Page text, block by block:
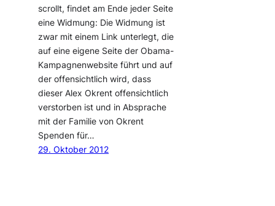
scrollt, findet am Ende jeder Seite
eine Widmung: Die Widmung ist
zwar mit einem Link unterlegt, die
auf eine eigene Seite der Obama-
Kampagnenwebsite führt und auf
der offensichtlich wird, dass
dieser Alex Okrent offensichtlich
verstorben ist und in Absprache
mit der Familie von Okrent
Spenden für…
29. Oktober 2012